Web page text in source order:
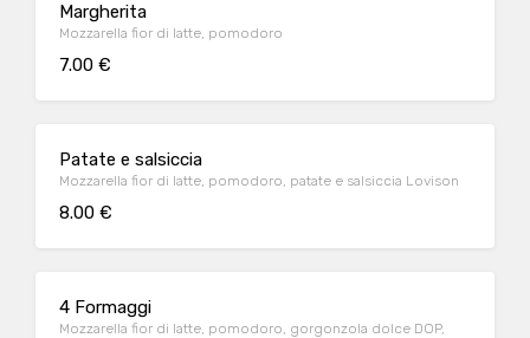
Margherita
Mozzarella fior di latte, pomodoro
7.00 €
Patate e salsiccia
Mozzarella fior di latte, pomodoro, patate e salsiccia Lovison
8.00 €
4 Formaggi
Mozzarella fior di latte, pomodoro, gorgonzola dolce DOP,